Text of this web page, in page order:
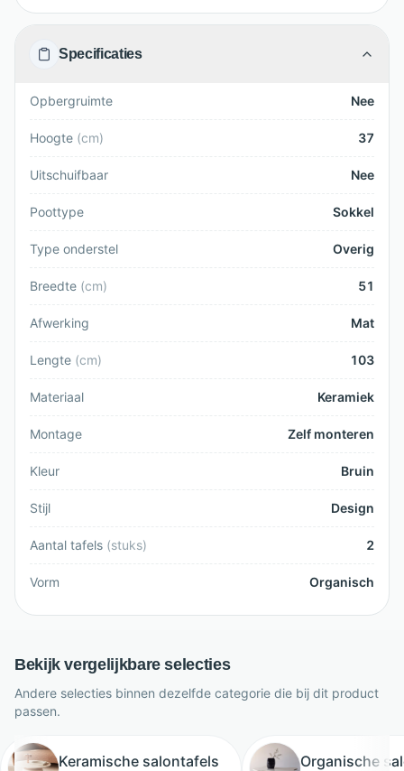
Specificaties
Opbergruimte Nee
Hoogte (cm) 37
Uitschuifbaar Nee
Poottype Sokkel
Type onderstel Overig
Breedte (cm) 51
Afwerking Mat
Lengte (cm) 103
Materiaal Keramiek
Montage Zelf monteren
Kleur Bruin
Stijl Design
Aantal tafels (stuks) 2
Vorm Organisch
Bekijk vergelijkbare selecties
Andere selecties binnen dezelfde categorie die bij dit product
passen.
Keramische salontafels Organische